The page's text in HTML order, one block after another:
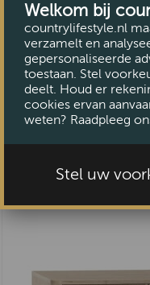
Welkom bij
countrylifestyle.nl
verzamelt en
gepersonaliseerde
toestaan. Stel
deelt. Houd er
cookies ervan
weten? Raadpleeg
Stel uw